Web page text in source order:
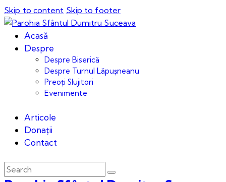
Skip to content Skip to footer
Acasă
Despre
Despre Biserică
Despre Turnul Lăpușneanu
Preoți Slujitori
Evenimente
Articole
Donații
Contact